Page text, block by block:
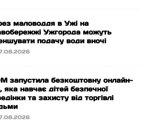
маловоддя в Ужі на
Ужгорода можуть
подачу води вночі
запустила безкоштовну онлайн-
яка навчає дітей безпечної
та захисту від торгівлі